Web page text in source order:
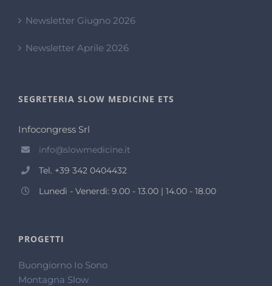
Newsletter Giugno 2026
Newsletter Aprile 2026
SEGRETERIA SLOW MEDICINE ETS
Infocongress Srl
info@slowmedicine.it
Tel. +39 342 0404432
Lunedì - Venerdì: 9.00 - 13.00 | 14.00 - 18.00
PROGETTI
Buongiorno Io Sono
Montagna Slow